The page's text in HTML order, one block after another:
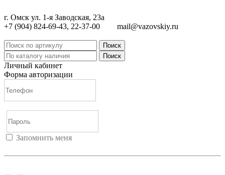
г. Омск ул. 1-я Заводская, 23а
+7 (904) 824-69-43, 22-37-00
mail@vazovskiy.ru
Поиск
Поиск
Личный кабинет
Форма авторизации
Запомнить меня